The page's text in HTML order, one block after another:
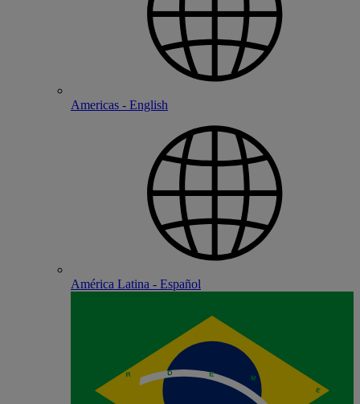
Americas - English
América Latina - Español